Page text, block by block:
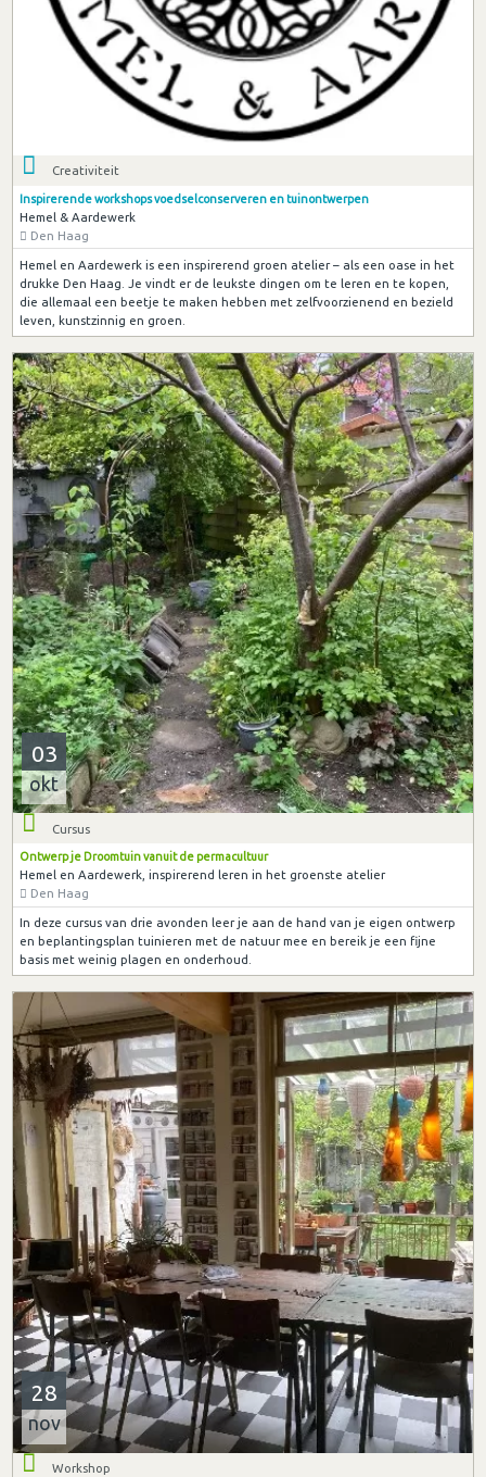
Creativiteit
Inspirerende workshops voedselconserveren en tuinontwerpen
Hemel & Aardewerk
Den Haag
Hemel en Aardewerk is een inspirerend groen atelier – als een oase in het
drukke Den Haag. Je vindt er de leukste dingen om te leren en te kopen,
die allemaal een beetje te maken hebben met zelfvoorzienend en bezield
leven, kunstzinnig en groen.
03
okt
Cursus
Ontwerp je Droomtuin vanuit de permacultuur
Hemel en Aardewerk, inspirerend leren in het groenste atelier
Den Haag
In deze cursus van drie avonden leer je aan de hand van je eigen ontwerp
en beplantingsplan tuinieren met de natuur mee en bereik je een fijne
basis met weinig plagen en onderhoud.
28
nov
Workshop